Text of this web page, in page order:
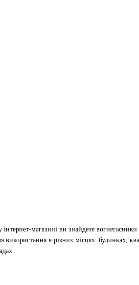
магазині ви знайдете
в різних місцях: будинках,